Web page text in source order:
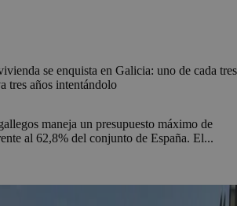
se enquista en Galicia: uno de cada tres
tres años intentándolo
maneja un presupuesto máximo de
al 62,8% del conjunto de España. El...